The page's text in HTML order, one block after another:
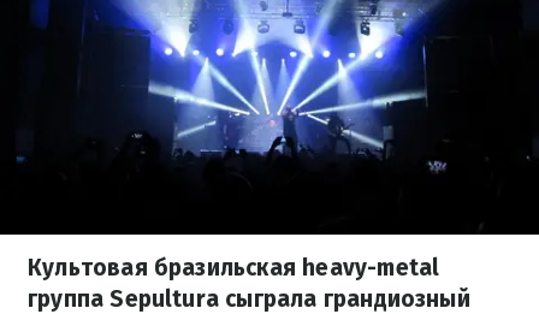
Культовая бразильская heavy-metal
группа Sepultura сыграла грандиозный